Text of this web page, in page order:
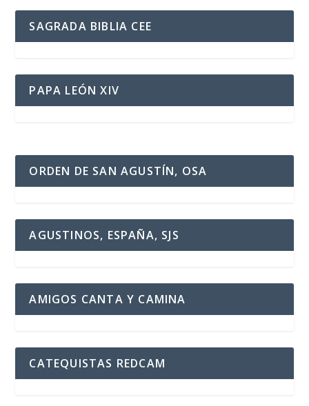
SAGRADA BIBLIA CEE
PAPA LEÓN XIV
ORDEN DE SAN AGUSTÍN, OSA
AGUSTINOS, ESPAÑA, SJS
AMIGOS CANTA Y CAMINA
CATEQUISTAS REDCAM